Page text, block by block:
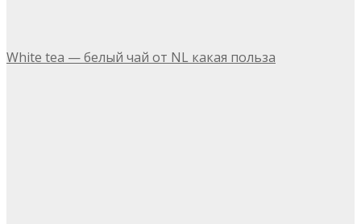
White tea — белый чай от NL какая польза